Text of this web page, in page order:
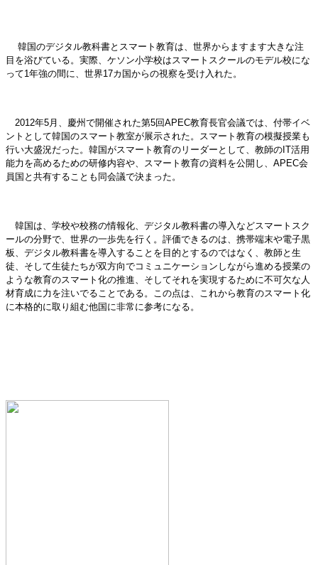
韓国のデジタル教科書とスマート教育は、世界からますます大きな注
目を浴びている。実際、ケソン小学校はスマートスクールのモデル校にな
って1年強の間に、世界17カ国からの視察を受け入れた。
2012年5月、慶州で開催された第5回APEC教育長官会議では、付帯イベ
ントとして韓国のスマート教室が展示された。スマート教育の模擬授業も
行い大盛況だった。韓国がスマート教育のリーダーとして、教師のIT活用
能力を高めるための研修内容や、スマート教育の資料を公開し、APEC会
員国と共有することも同会議で決まった。
韓国は、学校や校務の情報化、デジタル教科書の導入などスマートスク
ールの分野で、世界の一歩先を行く。評価できるのは、携帯端末や電子黒
板、デジタル教科書を導入することを目的とするのではなく、教師と生
徒、そして生徒たちが双方向でコミュニケーションしながら進める授業の
ような教育のスマート化の推進、そしてそれを実現するために不可欠な人
材育成に力を注いでることである。この点は、これから教育のスマート化
に本格的に取り組む他国に非常に参考になる。